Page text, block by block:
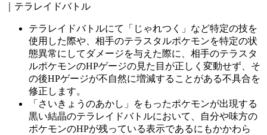
｜テラレイドバトル
テラレイドバトルにて「じゃれつく」など特定の技を
使用した際や、相手のテラスタルポケモンを特定の状
態異常にしてダメージを与えた際に、相手のテラスタ
ルポケモンのHPゲージの見た目が正しく変動せず、そ
の後HPゲージが不自然に増減することがある不具合を
修正します。
「さいきょうのあかし」をもったポケモンが出現する
黒い結晶のテラレイドバトルにおいて、自分や味方の
ポケモンのHPが残っている表示であるにもかかわら